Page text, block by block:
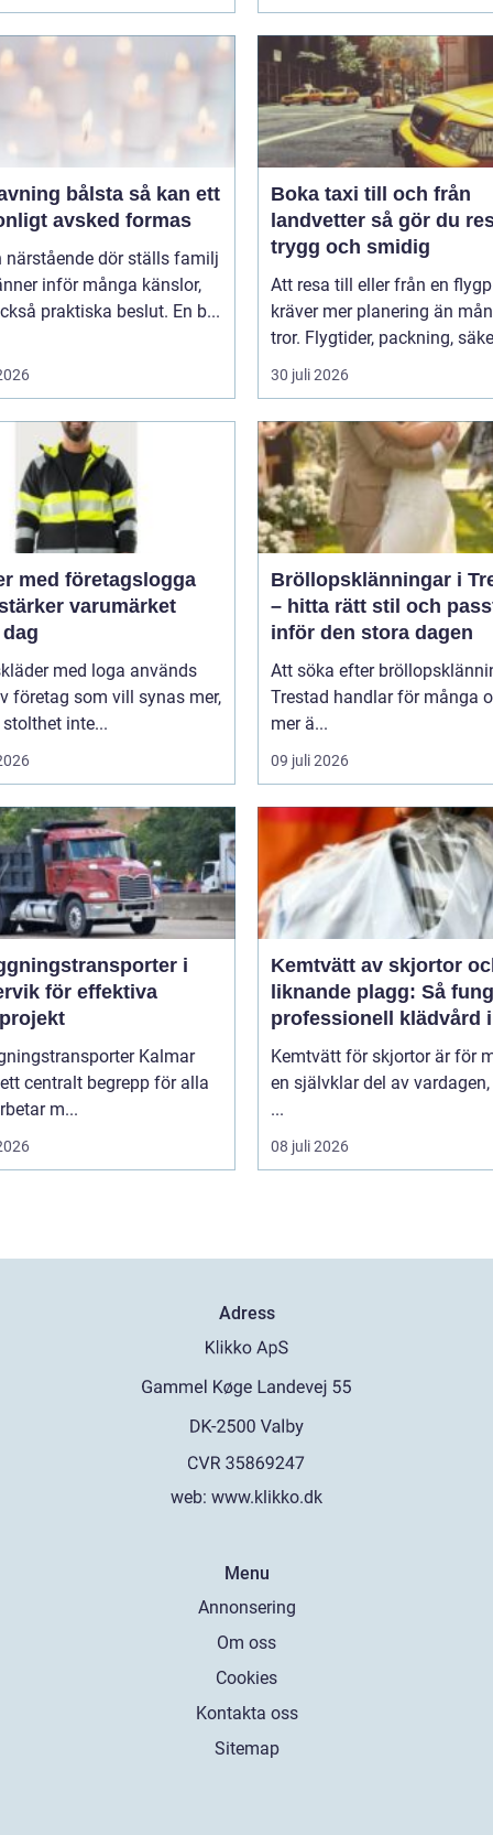
bålsta så kan ett
avsked formas
närstående dör ställs familj
inför många känslor,
praktiska beslut. En b...
Boka taxi till och från
landvetter så gör du resan
trygg och smidig
Att resa till eller från en
kräver mer planering än
tror. Flygtider, packning,
30 juli 2026
med företagslogga
varumärket
med loga används
företag som vill synas mer,
inte...
Bröllopsklänningar i
– hitta rätt stil och
inför den stora dagen
Att söka efter
Trestad handlar för många
mer ä...
09 juli 2026
i
för effektiva
Kalmar
centralt begrepp för alla
m...
Kemtvätt av skjortor
liknande plagg: Så
professionell klädvård i
praktiken
Kemtvätt för skjortor är för
en självklar del av
...
08 juli 2026
Adress
web: www.klikko.dk
Menu
Annonsering
Om oss
Cookies
Kontakta oss
Sitemap